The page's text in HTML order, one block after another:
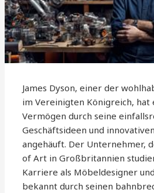
James Dyson, einer der
im Vereinigten Königreich, hat
Vermögen durch seine
Geschäftsideen und
angehäuft. Der Unternehmer,
of Art in Großbritannien
Karriere als Möbeldesigner
bekannt durch seinen